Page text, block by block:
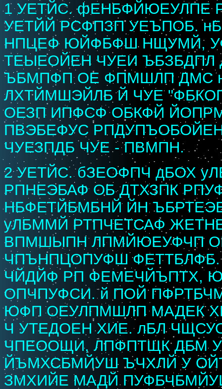
1 УЕТЙС. фЕНБФЙЮЕУЛПЕ
УЕТЙЙ РСФПЗП УЕЪПОБ.
НПЦЕФ ЮЙФБФШ НЩУМЙ,
ТЕЫЕОЙЕН ЧУЕИ
ЪБМПФП ОЕ ФПМШЛП ДМС
ЛХТЙМШЭЙЛБ Й ЧУЕ
ОЕЗП ИПФСФ ОБКФЙ
ПВЭБЕФУС
ЧУЕЗПДБ ЧУЕ - ПВМПН.
2 УЕТЙС. бЗЕОФПЧ дБОХ
РПНЕЭБАФ ОБ ДТХЗПК
НБФЕТЙБМБНЙ ЙН
уЛБММЙ РТПЧЕТСАФ
ВПМШЫПН ЛПМЙЮЕУФЧП
ЧПЪНПЦОПУФШ
ЧЙДЙФ РП ФЕМЕЧЙЪПТХ,
ОПЧПУФСИ. й ПОЙ
ЮФП ОЕУЛПМШЛП МАДЕК
Ч УТЕДОЕН ХИЕ. лБЛ
ЧПЕООЩИ, ЛПФПТЩК ДБМ
ЙЪМХСБМЙУШ ЪЧХЛЙ У
ЗМХИЙЕ МАДЙ